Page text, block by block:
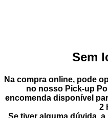
Sem
Na compra online, pode
no nosso Pick-up
encomenda disponível
2